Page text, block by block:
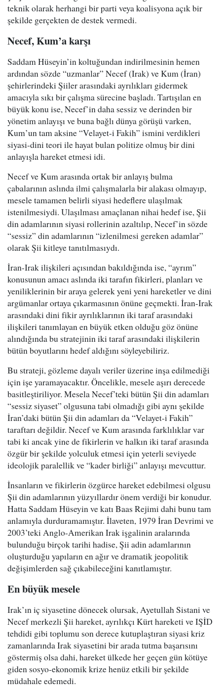
teknik olarak herhangi bir parti veya koalisyona açık bir
şekilde gerçekten de destek vermedi.
Necef, Kum’a karşı
Saddam Hüseyin’in koltuğundan indirilmesinin hemen
ardından sözde “uzmanlar” Necef (Irak) ve Kum (İran)
şehirlerindeki Şiiler arasındaki ayrılıkları gidermek
amacıyla sıkı bir çalışma sürecine başladı. Tartışılan en
büyük konu ise, Necef’in daha sessiz ve derinden bir
yönetim anlayışı ve buna bağlı dünya görüşü varken,
Kum’un tam aksine “Velayet-i Fakih” ismini verdikleri
siyasi-dini teori ile hayat bulan politize olmuş bir dini
anlayışla hareket etmesi idi.
Necef ve Kum arasında ortak bir anlayış bulma
çabalarının aslında ilmi çalışmalarla bir alakası olmayıp,
mesele tamamen belirli siyasi hedeflere ulaşılmak
istenilmesiydi. Ulaşılması amaçlanan nihai hedef ise, Şii
din adamlarının siyasi rollerinin azaltılıp, Necef’in sözde
“sessiz” din adamlarının “izlenilmesi gereken adamlar”
olarak Şii kitleye tanıtılmasıydı.
İran-Irak ilişkileri açısından bakıldığında ise, “ayrım”
konusunun amacı aslında iki tarafın fikirleri, planları ve
yeniliklerinin bir araya gelerek yeni yeni hareketler ve dini
argümanlar ortaya çıkarmasının önüne geçmekti. İran-Irak
arasındaki dini fikir ayrılıklarının iki taraf arasındaki
ilişkileri tanımlayan en büyük etken olduğu göz önüne
alındığında bu stratejinin iki taraf arasındaki ilişkilerin
bütün boyutlarını hedef aldığını söyleyebiliriz.
Bu strateji, gözleme dayalı veriler üzerine inşa edilmediği
için işe yaramayacaktır. Öncelikle, mesele aşırı derecede
basitleştiriliyor. Mesela Necef’teki bütün Şii din adamları
“sessiz siyaset” olgusuna tabi olmadığı gibi aynı şekilde
İran’daki bütün Şii din adamları da “Velayet-i Fakih”
taraftarı değildir. Necef ve Kum arasında farklılıklar var
tabi ki ancak yine de fikirlerin ve halkın iki taraf arasında
özgür bir şekilde yolculuk etmesi için yeterli seviyede
ideolojik paralellik ve “kader birliği” anlayışı mevcuttur.
İnsanların ve fikirlerin özgürce hareket edebilmesi olgusu
Şii din adamlarının yüzyıllardır önem verdiği bir konudur.
Hatta Saddam Hüseyin ve katı Baas Rejimi dahi bunu tam
anlamıyla durduramamıştır. İlaveten, 1979 İran Devrimi ve
2003’teki Anglo-Amerikan Irak işgalinin aralarında
bulunduğu birçok tarihi hadise, Şii adin adamlarının
oluşturduğu yapıların en ağır ve dramatik jeopolitik
değişimlerden sağ çıkabileceğini kanıtlamıştır.
En büyük mesele
Irak’ın iç siyasetine dönecek olursak, Ayetullah Sistani ve
Necef merkezli Şii hareket, ayrılıkçı Kürt hareketi ve IŞİD
tehdidi gibi toplumu son derece kutuplaştıran siyasi kriz
zamanlarında Irak siyasetini bir arada tutma başarısını
göstermiş olsa dahi, hareket ülkede her geçen gün kötüye
giden sosyo-ekonomik krize henüz etkili bir şekilde
müdahale edemedi.